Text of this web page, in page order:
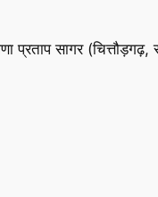
प्रताप सागर